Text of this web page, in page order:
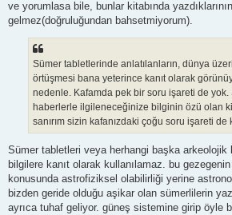
ve yorumlasa bile, bunlar kitabında
gelmez(doğruluğundan bahsetmiyorum).
Sümer tabletlerinde anlatılanların, dünya
örtüşmesi bana yeterince kanıt olarak
nedenle. Kafamda pek bir soru işareti de
haberlerle ilgileneceğinize bilginin özü olan
sanırım sizin kafanızdaki çoğu soru işareti de
Sümer tabletleri veya herhangi başka arkeolojik
bilgilere kanıt olarak kullanılamaz. bu gezegenin
konusunda astrofiziksel olabilirliği yerine
bizden geride olduğu aşikar olan sümerlilerin
ayrıca tuhaf geliyor. güneş sistemine girip öyle